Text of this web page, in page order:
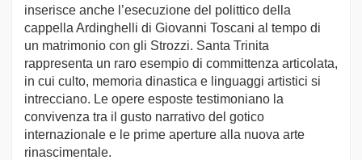
inserisce anche l’esecuzione del polittico della
cappella Ardinghelli di Giovanni Toscani al tempo di
un matrimonio con gli Strozzi. Santa Trinita
rappresenta un raro esempio di committenza articolata,
in cui culto, memoria dinastica e linguaggi artistici si
intrecciano. Le opere esposte testimoniano la
convivenza tra il gusto narrativo del gotico
internazionale e le prime aperture alla nuova arte
rinascimentale.